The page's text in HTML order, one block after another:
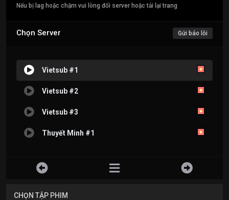
Nếu bị lag hoặc chậm vui lòng đổi server hoặc tải lại trang
Chọn Server Gửi báo lỗi
Vietsub #1
Vietsub #2
Vietsub #3
Thuyết Minh #1
CHỌN TẬP PHIM